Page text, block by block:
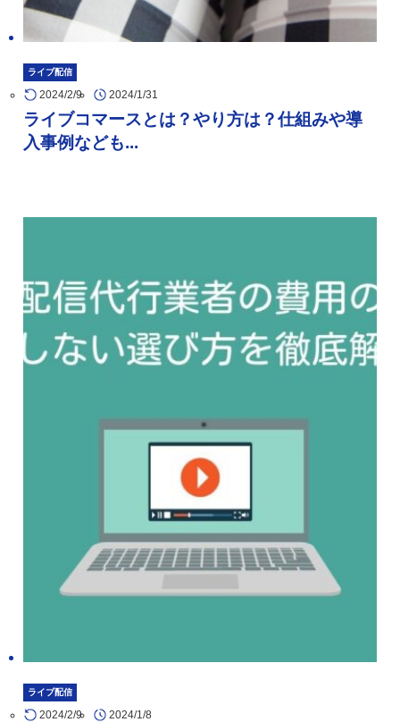
ライブ配信
2024/2/9 2024/1/31
ライブコマースとは？やり方は？仕組みや導
入事例なども...
ライブ配信
2024/2/9 2024/1/8